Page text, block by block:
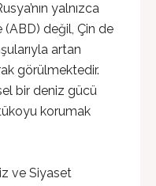
yalnızca
(ABD) değil, Çin de
artan
görülmektedir.
bir deniz gücü
korumak
ve Siyaset